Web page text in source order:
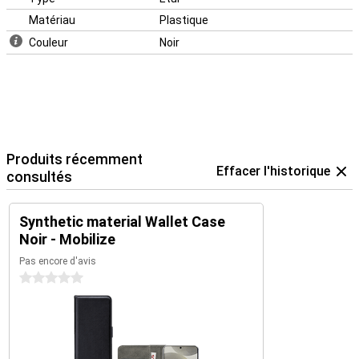
Matériau
Plastique
Couleur
Noir
Produits récemment
consultés
Effacer l'historique
Synthetic material Wallet Case
Noir - Mobilize
Pas encore d'avis
0 étoiles